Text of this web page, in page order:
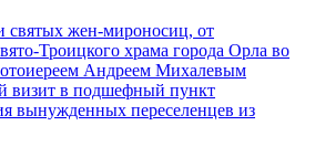
святых жен-мироносиц, от
Троицкого храма города Орла во
Андреем Михалевым
визит в подшефный пункт
вынужденных переселенцев из